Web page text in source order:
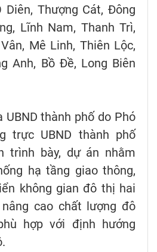
Diên, Thượng Cát, Đông
Lĩnh Nam, Thanh Trì,
Mê Linh, Thiên Lộc,
Anh, Bồ Đề, Long Biên
thành phố do Phó
trực UBND thành phố
trình bày, dự án nhằm
hạ tầng giao thông,
không gian đô thị hai
cao chất lượng đô
hợp với định hướng